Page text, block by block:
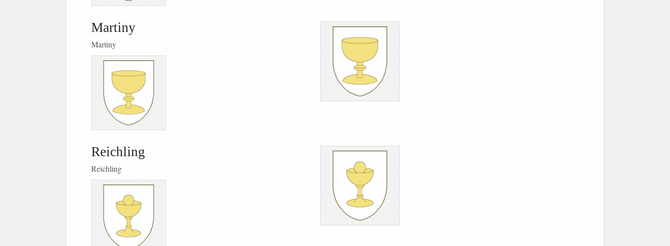
Martiny
Martiny
Reichling
Reichling